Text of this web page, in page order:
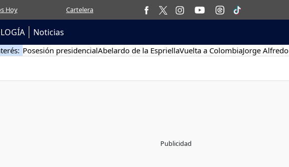
Hoy Cartelera
Noticias
Posesión presidencialAbelardo de la EspriellaVuelta a ColombiaJorge